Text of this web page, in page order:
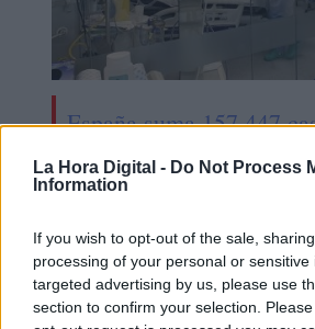
La Hora Digital - Do Not Process
Information
If you wish to opt-out of the sale,
processing of your personal or
targeted advertising by us, please use
section to confirm your selection.
España suma 157.447
muertes por COVID-19,
desciende levemente la